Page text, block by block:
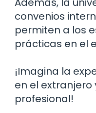
convenios
permiten a los
prácticas en el
¡Imagina la
en el extranjero
profesional!